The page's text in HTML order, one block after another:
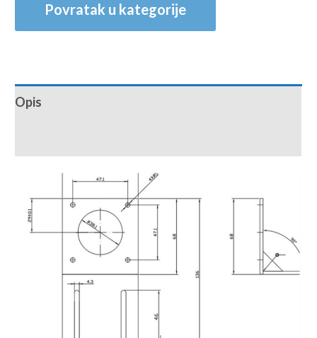
Povratak u kategorije
Opis